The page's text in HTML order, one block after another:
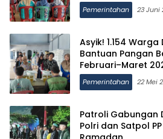
Pemerintahan 23 Juni
Asyik! 1.154
Bantuan Pangan
Februari–Maret
Pemerintahan 22 Mei
Patroli Gabungan
Polri dan Satpol